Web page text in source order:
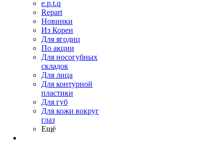
e.p.t.q
Repart
Новинки
Из Кореи
Для ягодиц
По акции
Для носогубных
складок
Для лица
Для контурной
пластики
Для губ
Для кожи вокруг
глаз
Ещё